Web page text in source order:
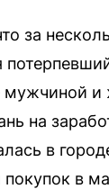
за
на
в
в